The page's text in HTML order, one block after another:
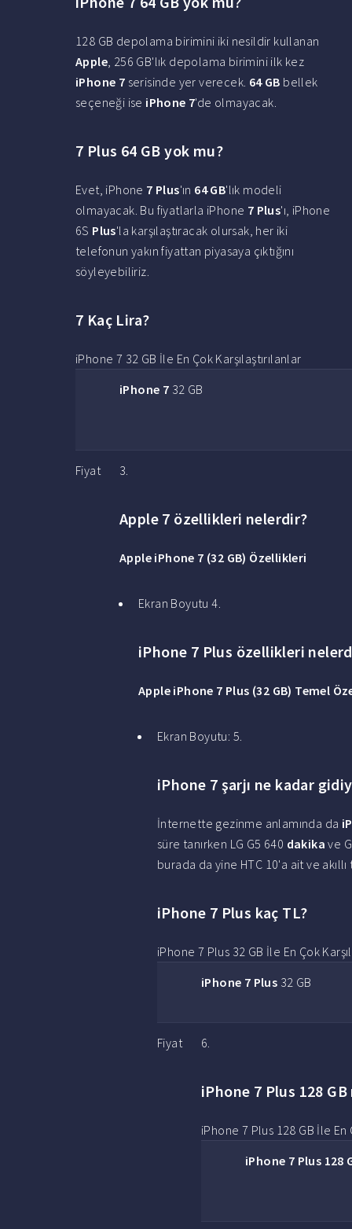
128 GB depolama birimini iki nesildir kullanan
Apple, 256 GB'lık depolama birimini ilk kez
iPhone 7 serisinde yer verecek. 64 GB bellek
seçeneği ise iPhone 7'de olmayacak.
7 Plus 64 GB yok mu?
Evet, iPhone 7 Plus'ın 64 GB'lık modeli
olmayacak. Bu fiyatlarla iPhone 7 Plus'ı, iPhone
6S Plus'la karşılaştıracak olursak, her iki
telefonun yakın fiyattan piyasaya çıktığını
söyleyebiliriz.
7 Kaç Lira?
iPhone 7 32 GB İle En Çok Karşılaştırılanlar
iPhone 7 32 GB
Fiyat 3.
Apple 7 özellikleri nelerdir?
Apple iPhone 7 (32 GB) Özellikleri
Ekran Boyutu 4.
iPhone 7 Plus özellikleri
Apple iPhone 7 Plus (32 GB) Temel
Ekran Boyutu: 5.
iPhone 7 şarjı ne kadar
İnternette gezinme anlamında da
süre tanırken LG G5 640 dakika ve
burada da yine HTC 10'a ait ve
iPhone 7 Plus kaç TL?
iPhone 7 Plus 32 GB İle En Çok
iPhone 7 Plus 32 GB
Fiyat 6.
iPhone 7 Plus 128
iPhone 7 Plus 128 GB İle En
iPhone 7 Plus 128